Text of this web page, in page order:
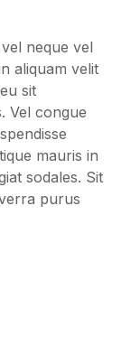
neque vel
aliquam velit
sit
Vel congue
mauris in
sodales. Sit
purus